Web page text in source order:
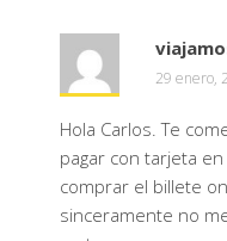
29 enero,
Hola Carlos. Te
pagar con tarjeta
comprar el billete
sinceramente no